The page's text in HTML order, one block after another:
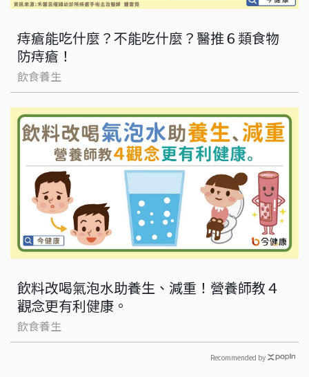
痔瘡能吃什麼？不能吃什麼？醫推６類食物
防痔瘡！
飲食養生
飲料改喝氣泡水助養生、減重！營養師教４
觀念更有利健康。
飲食養生
Recommended by